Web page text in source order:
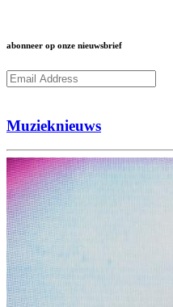
abonneer op onze nieuwsbrief
Muzieknieuws